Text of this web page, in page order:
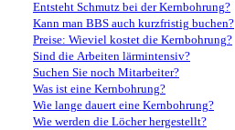
Entsteht Schmutz bei der Kernbohrung?
Kann man BBS auch kurzfristig buchen?
Preise: Wieviel kostet die Kernbohrung?
Sind die Arbeiten lärmintensiv?
Suchen Sie noch Mitarbeiter?
Was ist eine Kernbohrung?
Wie lange dauert eine Kernbohrung?
Wie werden die Löcher hergestellt?